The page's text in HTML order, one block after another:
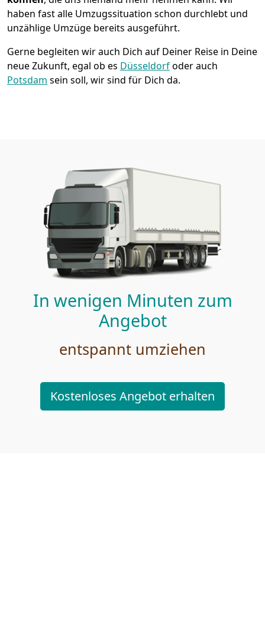
haben fast alle Umzugssituation schon durchlebt und
unzählige Umzüge bereits ausgeführt.
Gerne begleiten wir auch Dich auf Deiner Reise in Deine
neue Zukunft, egal ob es Düsseldorfoder auch
Potsdam sein soll, wir sind für Dich da.
In wenigen Minuten zum
Angebot
entspannt umziehen
Kostenloses Angebot erhalten